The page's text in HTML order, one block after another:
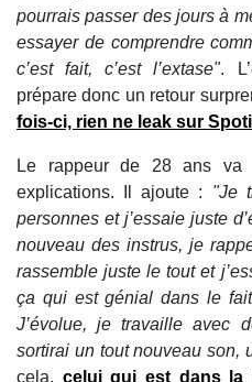
pourrais passer des jours à
essayer de comprendre
c’est fait, c’est l’extase".
prépare donc un retour
fois-ci, rien ne leak sur
Le rappeur de 28 ans va
explications. Il ajoute : "Je
personnes et j’essaie juste
nouveau des instrus, je
rassemble juste le tout et
ça qui est génial dans le
J’évolue, je travaille avec
sortirai un tout nouveau son,
cela, celui qui est dans la